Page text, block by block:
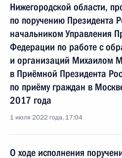
Нижегородской области,
по поручению Президента
начальником Управления
Федерации по работе с
и организаций Михаилом
в Приёмной Президента
по приёму граждан в
2017 года
1 июля 2022 года, 17:04
О ходе исполнения